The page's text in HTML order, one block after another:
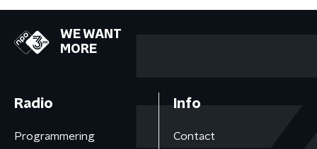
WE WANT
MORE
Radio
Programmering
Info
Contact